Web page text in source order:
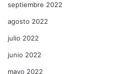
septiembre 2022
agosto 2022
julio 2022
junio 2022
mayo 2022